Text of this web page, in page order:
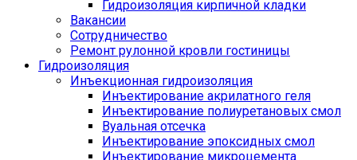
Гидроизоляция кирпичной кладки
Вакансии
Сотрудничество
Ремонт рулонной кровли гостиницы
Гидроизоляция
Инъекционная гидроизоляция
Инъектирование акрилатного геля
Инъектирование полиуретановых смол
Вуальная отсечка
Инъектирование эпоксидных смол
Инъектирование микроцемента